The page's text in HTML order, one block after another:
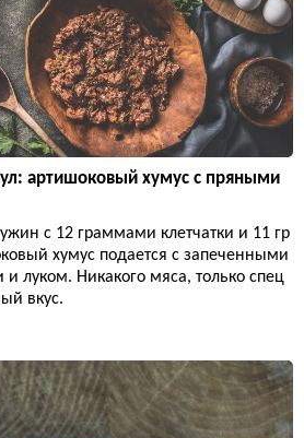
артишоковый хумус с пряными
с 12 граммами клетчатки и 11 гр
хумус подается с запеченными
луком. Никакого мяса, только спец
вкус.